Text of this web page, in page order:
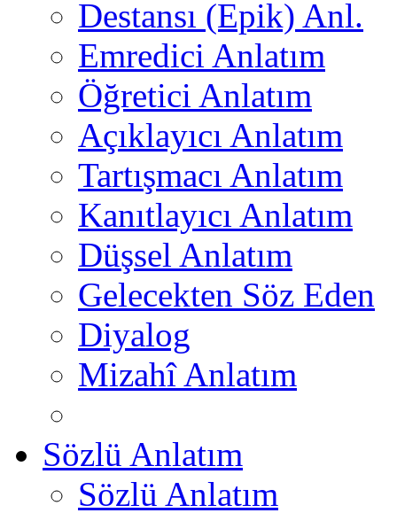
Destansı (Epik) Anl.
Emredici Anlatım
Öğretici Anlatım
Açıklayıcı Anlatım
Tartışmacı Anlatım
Kanıtlayıcı Anlatım
Düşsel Anlatım
Gelecekten Söz Eden
Diyalog
Mizahî Anlatım
Sözlü Anlatım
Sözlü Anlatım